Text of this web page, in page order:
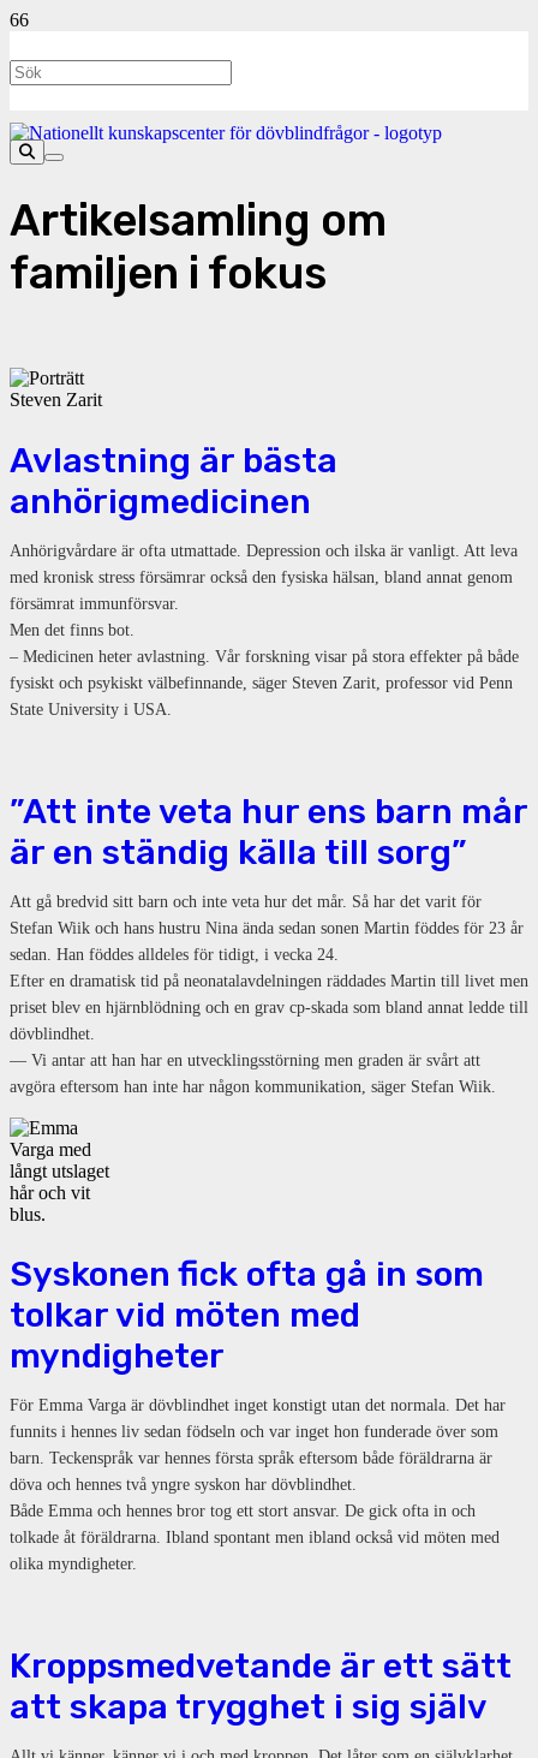
Artikelsamling om
familjen i fokus
Avlastning är bästa
anhörigmedicinen
Anhörigvårdare är ofta utmattade. Depression och ilska är vanligt. Att leva
med kronisk stress försämrar också den fysiska hälsan, bland annat genom
försämrat immunförsvar.
Men det finns bot.
– Medicinen heter avlastning. Vår forskning visar på stora effekter på både
fysiskt och psykiskt välbefinnande, säger Steven Zarit, professor vid Penn
State University i USA.
”Att inte veta hur ens barn mår
är en ständig källa till sorg”
Att gå bredvid sitt barn och inte veta hur det mår. Så har det varit för
Stefan Wiik och hans hustru Nina ända sedan sonen Martin föddes för 23 år
sedan. Han föddes alldeles för tidigt, i vecka 24.
Efter en dramatisk tid på neonatalavdelningen räddades Martin till livet men
priset blev en hjärnblödning och en grav cp-skada som bland annat ledde till
dövblindhet.
— Vi antar att han har en utvecklingsstörning men graden är svårt att
avgöra eftersom han inte har någon kommunikation, säger Stefan Wiik.
Syskonen fick ofta gå in som
tolkar vid möten med
myndigheter
För Emma Varga är dövblindhet inget konstigt utan det normala. Det har
funnits i hennes liv sedan födseln och var inget hon funderade över som
barn. Teckenspråk var hennes första språk eftersom både föräldrarna är
döva och hennes två yngre syskon har dövblindhet.
Både Emma och hennes bror tog ett stort ansvar. De gick ofta in och
tolkade åt föräldrarna. Ibland spontant men ibland också vid möten med
olika myndigheter.
Kroppsmedvetande är ett sätt
att skapa trygghet i sig själv